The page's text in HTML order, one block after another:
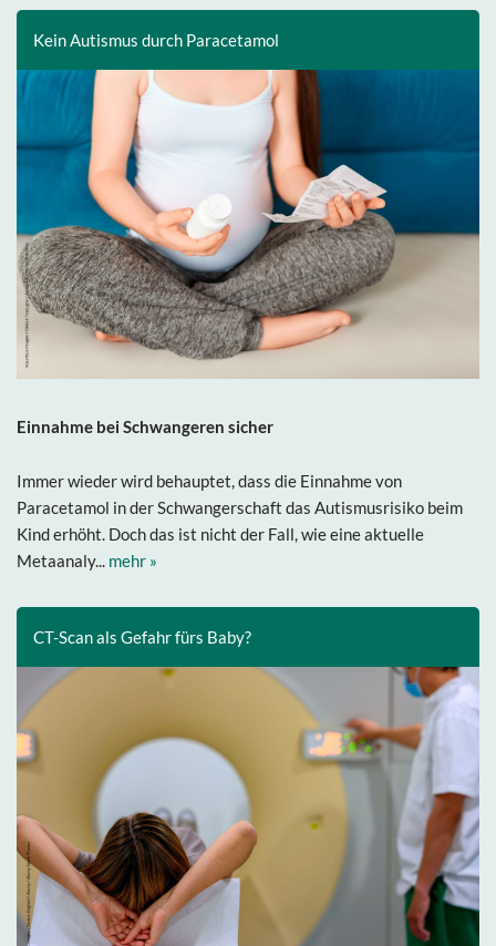
Kein Autismus durch Paracetamol
Einnahme bei Schwangeren sicher
Immer wieder wird behauptet, dass die Einnahme von
Paracetamol in der Schwangerschaft das Autismusrisiko beim
Kind erhöht. Doch das ist nicht der Fall, wie eine aktuelle
Metaanaly... mehr »
CT-Scan als Gefahr fürs Baby?